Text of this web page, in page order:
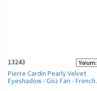
13243 Yorum:
Pierre Cardin Pearly Velvet
Eyeshadow - Göz Farı - French